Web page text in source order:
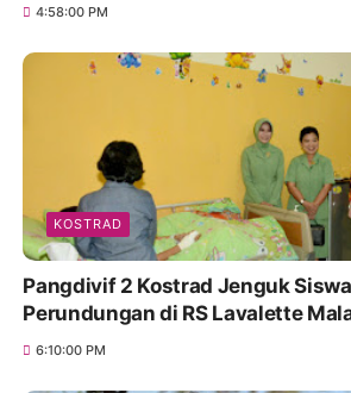
4:58:00 PM
KOSTRAD
Pangdivif 2 Kostrad Jenguk
Perundungan di RS Lavalette
6:10:00 PM